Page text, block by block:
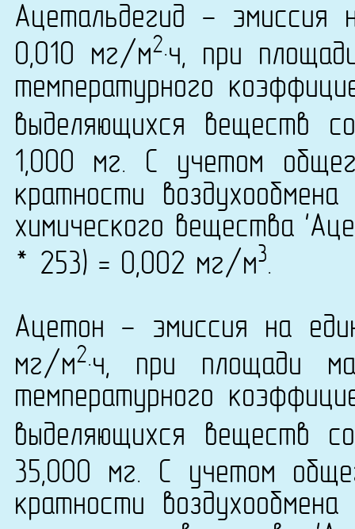
Ацетальдегид - эмиссия
0,010 мг/м2·ч, при
температурного
выделяющихся веществ
1,000 мг. С учетом
кратности
химического вещества
* 253) = 0,002 мг/м3.
Ацетон - эмиссия на
мг/м2·ч, при площади
температурного
выделяющихся веществ
35,000 мг. С учетом
кратности